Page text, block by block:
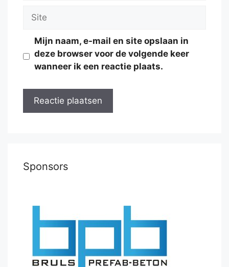
Site
Mijn naam, e-mail en site opslaan in
deze browser voor de volgende keer
wanneer ik een reactie plaats.
Sponsors